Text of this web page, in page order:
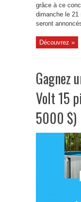
grâce à ce
dimanche le 21
seront
Découvrez »
Gagnez
Volt 15
5000 $)